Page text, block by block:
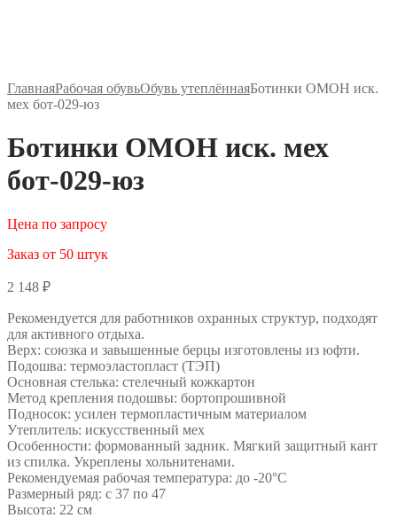
ГлавнаяРабочая обувьОбувь утеплённаяБотинки ОМОН иск.
мех бот-029-юз
Ботинки ОМОН иск. мех
бот-029-юз
Цена по запросу
Заказ от 50 штук
2 148 ₽
Рекомендуется для работников охранных структур, подходят
для активного отдыха.
Верх: союзка и завышенные берцы изготовлены из юфти.
Подошва: термоэластопласт (ТЭП)
Основная стелька: стелечный кожкартон
Метод крепления подошвы: бортопрошивной
Подносок: усилен термопластичным материалом
Утеплитель: искусственный мех
Особенности: формованный задник. Мягкий защитный кант
из спилка. Укреплены хольнитенами.
Рекомендуемая рабочая температура: до -20°С
Размерный ряд: с 37 по 47
Высота: 22 см